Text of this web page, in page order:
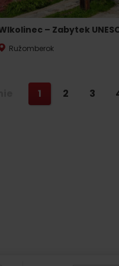
– Zabytek
Ružomberok
1 2 3